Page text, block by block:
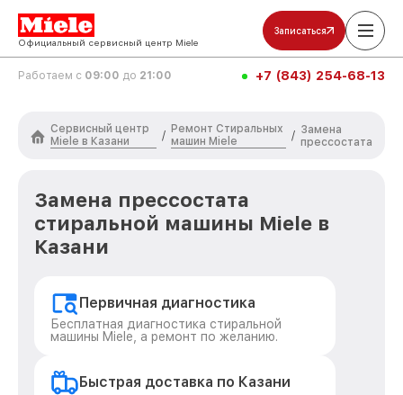
Официальный сервисный центр Miele
Записаться
Работаем с 09:00 до 21:00 +7 (843) 254-68-13
Сервисный центр
Miele в Казани
/
Ремонт Стиральных
машин Miele
/ Замена
прессостата
Замена прессостата
стиральной машины Miele в
Казани
Первичная диагностика
Бесплатная диагностика стиральной
машины Miele, а ремонт по желанию.
Быстрая доставка по Казани